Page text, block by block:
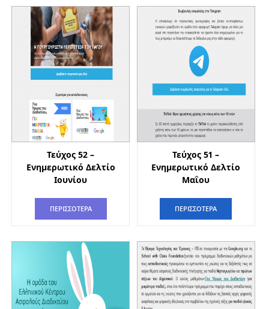
Τεύχος 52 –
Ενημερωτικό Δελτίο
Ιουνίου
ΠΕΡΙΣΣΟΤΕΡΑ
Τεύχος 51 –
Ενημερωτικό Δελτίο
Μαΐου
ΠΕΡΙΣΣΟΤΕΡΑ